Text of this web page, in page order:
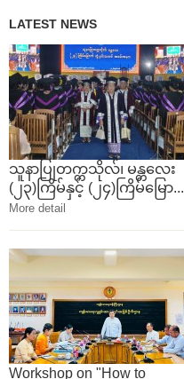
LATEST NEWS
သူနာပြုတက္ကသိုလ်၊ မန္တလေး
(၂၃)ကြိမ်နှင့် (၂၄)ကြိမ်မြော...
More detail
Workshop on "How to